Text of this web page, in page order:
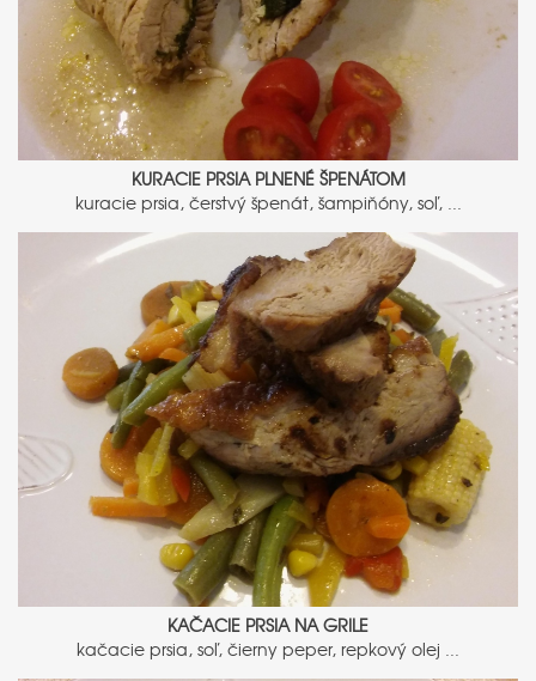
KURACIE PRSIA PLNENÉ ŠPENÁTOM
kuracie prsia, čerstvý špenát, šampiňóny, soľ, ...
KAČACIE PRSIA NA GRILE
kačacie prsia, soľ, čierny peper, repkový olej ...